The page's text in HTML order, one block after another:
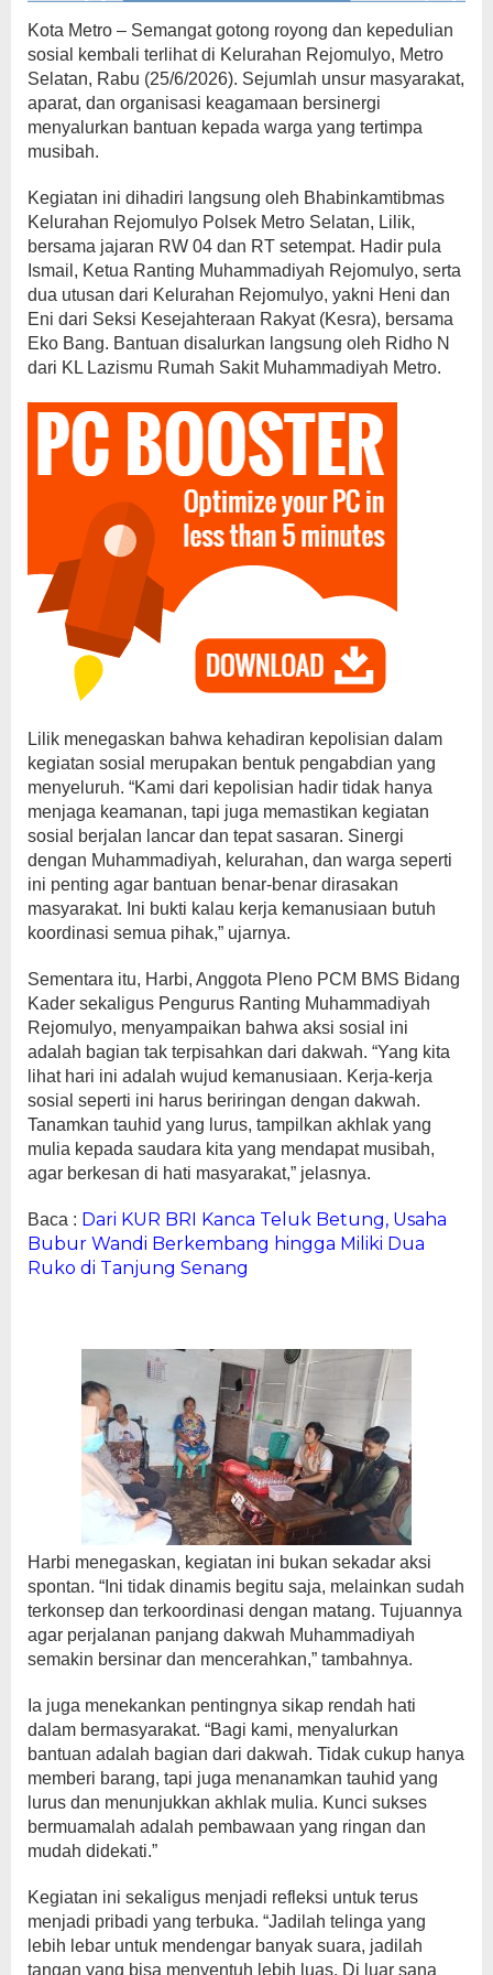
Kota Metro – Semangat gotong royong dan kepedulian
sosial kembali terlihat di Kelurahan Rejomulyo, Metro
Selatan, Rabu (25/6/2026). Sejumlah unsur masyarakat,
aparat, dan organisasi keagamaan bersinergi
menyalurkan bantuan kepada warga yang tertimpa
musibah.
Kegiatan ini dihadiri langsung oleh Bhabinkamtibmas
Kelurahan Rejomulyo Polsek Metro Selatan, Lilik,
bersama jajaran RW 04 dan RT setempat. Hadir pula
Ismail, Ketua Ranting Muhammadiyah Rejomulyo, serta
dua utusan dari Kelurahan Rejomulyo, yakni Heni dan
Eni dari Seksi Kesejahteraan Rakyat (Kesra), bersama
Eko Bang. Bantuan disalurkan langsung oleh Ridho N
dari KL Lazismu Rumah Sakit Muhammadiyah Metro.
Lilik menegaskan bahwa kehadiran kepolisian dalam
kegiatan sosial merupakan bentuk pengabdian yang
menyeluruh. “Kami dari kepolisian hadir tidak hanya
menjaga keamanan, tapi juga memastikan kegiatan
sosial berjalan lancar dan tepat sasaran. Sinergi
dengan Muhammadiyah, kelurahan, dan warga seperti
ini penting agar bantuan benar-benar dirasakan
masyarakat. Ini bukti kalau kerja kemanusiaan butuh
koordinasi semua pihak,” ujarnya.
Sementara itu, Harbi, Anggota Pleno PCM BMS Bidang
Kader sekaligus Pengurus Ranting Muhammadiyah
Rejomulyo, menyampaikan bahwa aksi sosial ini
adalah bagian tak terpisahkan dari dakwah. “Yang kita
lihat hari ini adalah wujud kemanusiaan. Kerja-kerja
sosial seperti ini harus beriringan dengan dakwah.
Tanamkan tauhid yang lurus, tampilkan akhlak yang
mulia kepada saudara kita yang mendapat musibah,
agar berkesan di hati masyarakat,” jelasnya.
Baca : Dari KUR BRI Kanca Teluk Betung, Usaha
Bubur Wandi Berkembang hingga Miliki Dua
Ruko di Tanjung Senang
Harbi menegaskan, kegiatan ini bukan sekadar aksi
spontan. “Ini tidak dinamis begitu saja, melainkan sudah
terkonsep dan terkoordinasi dengan matang. Tujuannya
agar perjalanan panjang dakwah Muhammadiyah
semakin bersinar dan mencerahkan,” tambahnya.
Ia juga menekankan pentingnya sikap rendah hati
dalam bermasyarakat. “Bagi kami, menyalurkan
bantuan adalah bagian dari dakwah. Tidak cukup hanya
memberi barang, tapi juga menanamkan tauhid yang
lurus dan menunjukkan akhlak mulia. Kunci sukses
bermuamalah adalah pembawaan yang ringan dan
mudah didekati.”
Kegiatan ini sekaligus menjadi refleksi untuk terus
menjadi pribadi yang terbuka. “Jadilah telinga yang
lebih lebar untuk mendengar banyak suara, jadilah
tangan yang bisa menyentuh lebih luas. Di luar sana